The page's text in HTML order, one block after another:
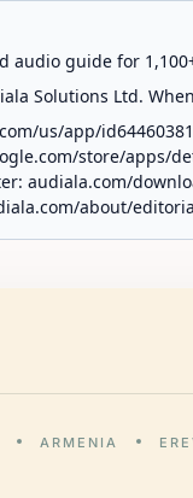
audio guide for
Solutions Ltd.
us/app/
store/apps/
audiala.com/
about/
ARMENIA